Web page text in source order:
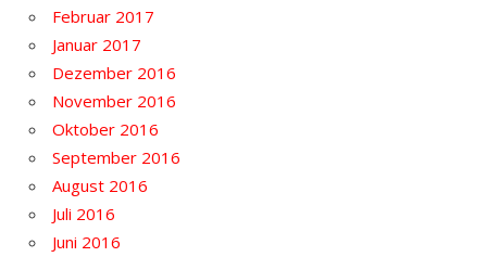
Februar 2017
Januar 2017
Dezember 2016
November 2016
Oktober 2016
September 2016
August 2016
Juli 2016
Juni 2016